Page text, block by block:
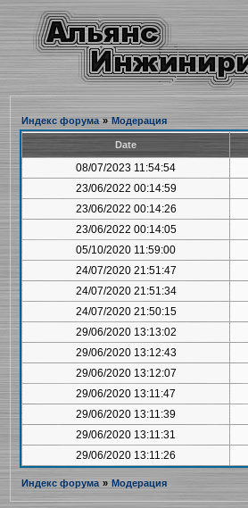
Индекс форума » Модерация
Date
08/07/2023 11:54:54
23/06/2022 00:14:59
23/06/2022 00:14:26
23/06/2022 00:14:05
05/10/2020 11:59:00
24/07/2020 21:51:47
24/07/2020 21:51:34
24/07/2020 21:50:15
29/06/2020 13:13:02
29/06/2020 13:12:43
29/06/2020 13:12:07
29/06/2020 13:11:47
29/06/2020 13:11:39
29/06/2020 13:11:31
29/06/2020 13:11:26
Индекс форума » Модерация